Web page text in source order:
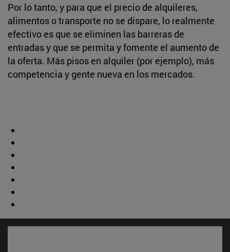
Por lo tanto, y para que el precio de alquileres,
alimentos o transporte no se dispare, lo realmente
efectivo es que se eliminen las barreras de
entradas y que se permita y fomente el aumento de
la oferta. Más pisos en alquiler (por ejemplo), más
competencia y gente nueva en los mercados.